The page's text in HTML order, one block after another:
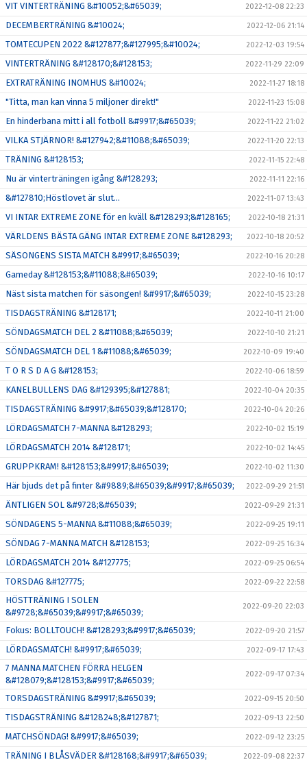
VIT VINTERTRÄNING &#10052;&#65039; 2022-12-08 22:23
DECEMBERTRÄNING &#10024; 2022-12-06 21:14
TOMTECUPEN 2022 &#127877;&#127995;&#10024; 2022-12-03 19:54
VINTERTRÄNING &#128170;&#128153; 2022-11-29 22:09
EXTRATRÄNING INOMHUS &#10024; 2022-11-27 18:18
"Titta, man kan vinna 5 miljoner direkt!" 2022-11-23 15:08
En hinderbana mitt i all fotboll &#9917;&#65039; 2022-11-22 21:02
VILKA STJÄRNOR! &#127942;&#11088;&#65039; 2022-11-20 22:13
TRÄNING &#128153; 2022-11-15 22:48
Nu är vinterträningen igång &#128293; 2022-11-11 22:16
&#127810;Höstlovet är slut... 2022-11-07 13:43
VI INTAR EXTREME ZONE för en kväll &#128293;&#128165; 2022-10-18 21:31
VÄRLDENS BÄSTA GÄNG INTAR EXTREME ZONE &#128293; 2022-10-18 20:52
SÄSONGENS SISTA MATCH &#9917;&#65039; 2022-10-16 20:28
Gameday &#128153;&#11088;&#65039; 2022-10-16 10:17
Näst sista matchen för säsongen! &#9917;&#65039; 2022-10-15 23:28
TISDAGSTRÄNING &#128171; 2022-10-11 21:00
SÖNDAGSMATCH DEL 2 &#11088;&#65039; 2022-10-10 21:21
SÖNDAGSMATCH DEL 1 &#11088;&#65039; 2022-10-09 19:40
T O R S D A G &#128153; 2022-10-06 18:59
KANELBULLENS DAG &#129395;&#127881; 2022-10-04 20:35
TISDAGSTRÄNING &#9917;&#65039;&#128170; 2022-10-04 20:26
LÖRDAGSMATCH 7-MANNA &#128293; 2022-10-02 15:19
LÖRDAGSMATCH 2014 &#128171; 2022-10-02 14:45
GRUPPKRAM! &#128153;&#9917;&#65039; 2022-10-02 11:30
Här bjuds det på finter &#9889;&#65039;&#9917;&#65039; 2022-09-29 21:51
ÄNTLIGEN SOL &#9728;&#65039; 2022-09-29 21:31
SÖNDAGENS 5-MANNA &#11088;&#65039; 2022-09-25 19:11
SÖNDAG 7-MANNA MATCH &#128153; 2022-09-25 16:34
LÖRDAGSMATCH 2014 &#127775; 2022-09-25 06:54
TORSDAG &#127775; 2022-09-22 22:58
HÖSTTRÄNING I SOLEN
&#9728;&#65039;&#9917;&#65039;
2022-09-20 22:03
Fokus: BOLLTOUCH! &#128293;&#9917;&#65039; 2022-09-20 21:57
LÖRDAGSMATCH! &#9917;&#65039; 2022-09-17 17:43
7 MANNA MATCHEN FÖRRA HELGEN
&#128079;&#128153;&#9917;&#65039;
2022-09-17 07:34
TORSDAGSTRÄNING &#9917;&#65039; 2022-09-15 20:50
TISDAGSTRÄNING &#128248;&#127871; 2022-09-13 22:50
MATCHSÖNDAG! &#9917;&#65039; 2022-09-12 23:25
TRÄNING I BLÅSVÄDER &#128168;&#9917;&#65039; 2022-09-08 22:37